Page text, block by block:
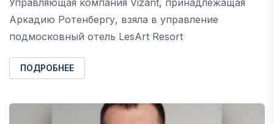
Аркадию Ротенбергу, взяла в управление
подмосковный отель LesArt Resort
ПОДРОБНЕЕ